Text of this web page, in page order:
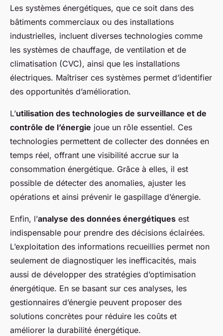
Les systèmes énergétiques, que ce soit dans des
bâtiments commerciaux ou des installations
industrielles, incluent diverses technologies comme
les systèmes de chauffage, de ventilation et de
climatisation (CVC), ainsi que les installations
électriques. Maîtriser ces systèmes permet d’identifier
des opportunités d’amélioration.
L’utilisation des technologies de surveillance et de
contrôle de l’énergie joue un rôle essentiel. Ces
technologies permettent de collecter des données en
temps réel, offrant une visibilité accrue sur la
consommation énergétique. Grâce à elles, il est
possible de détecter des anomalies, ajuster les
opérations et ainsi prévenir le gaspillage d’énergie.
Enfin, l’analyse des données énergétiques est
indispensable pour prendre des décisions éclairées.
L’exploitation des informations recueillies permet non
seulement de diagnostiquer les inefficacités, mais
aussi de développer des stratégies d’optimisation
énergétique. En se basant sur ces analyses, les
gestionnaires d’énergie peuvent proposer des
solutions concrètes pour réduire les coûts et
améliorer la durabilité énergétique.